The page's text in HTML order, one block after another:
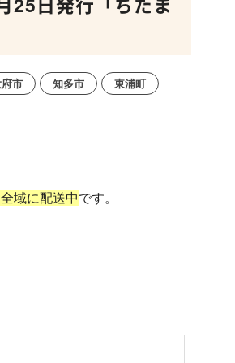
府市 知多市
東浦町
域に配送中です。